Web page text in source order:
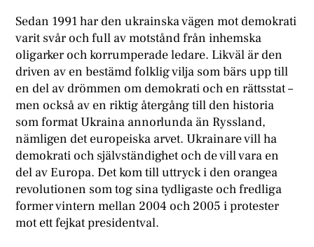
Sedan 1991 har den ukrainska vägen mot demokrati
varit svår och full av motstånd från inhemska
oligarker och korrumperade ledare. Likväl är den
driven av en bestämd folklig vilja som bärs upp till
en del av drömmen om demokrati och en rättsstat –
men också av en riktig återgång till den historia
som format Ukraina annorlunda än Ryssland,
nämligen det europeiska arvet. Ukrainare vill ha
demokrati och självständighet och de vill vara en
del av Europa. Det kom till uttryck i den orangea
revolutionen som tog sina tydligaste och fredliga
former vintern mellan 2004 och 2005 i protester
mot ett fejkat presidentval.